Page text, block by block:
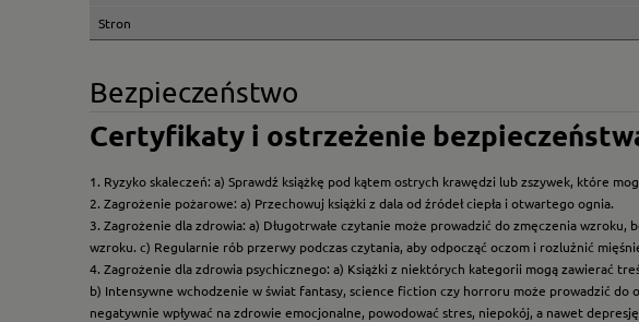
Stron
Bezpieczeństwo
Certyfikaty i ostrzeżenie
1. Ryzyko skaleczeń: a) Sprawdź książkę pod kątem ostrych krawędzi lub zszywek, które
2. Zagrożenie pożarowe: a) Przechowuj książki z dala od źródeł ciepła i otwartego ognia.
3. Zagrożenie dla zdrowia: a) Długotrwałe czytanie może prowadzić do zmęczenia
wzroku. c) Regularnie rób przerwy podczas czytania, aby odpocząć oczom i rozluźnić
4. Zagrożenie dla zdrowia psychicznego: a) Książki z niektórych kategorii mogą zawierać
b) Intensywne wchodzenie w świat fantasy, science fiction czy horroru może prowadzić
negatywnie wpływać na zdrowie emocjonalne, powodować stres, niepokój, a nawet